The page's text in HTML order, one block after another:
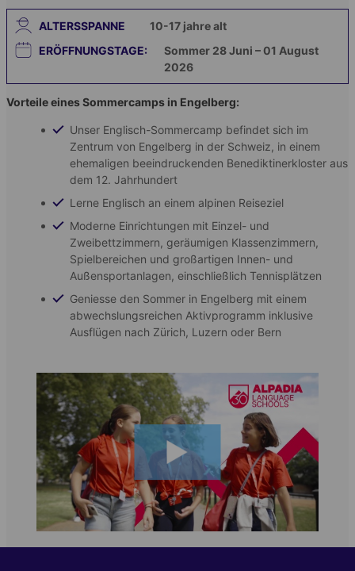
ALTERSSPANNE 10-17 jahre alt
ERÖFFNUNGSTAGE:
Sommer 28 Juni – 01 August
2026
Vorteile eines Sommercamps in Engelberg:
Unser Englisch-Sommercamp befindet sich im
Zentrum von Engelberg in der Schweiz, in einem
ehemaligen beeindruckenden Benediktinerkloster aus
dem 12. Jahrhundert
Lerne Englisch an einem alpinen Reiseziel
Moderne Einrichtungen mit Einzel- und
Zweibettzimmern, geräumigen Klassenzimmern,
Spielbereichen und großartigen Innen- und
Außensportanlagen, einschließlich Tennisplätzen
Geniesse den Sommer in Engelberg mit einem
abwechslungsreichen Aktivprogramm inklusive
Ausflügen nach Zürich, Luzern oder Bern